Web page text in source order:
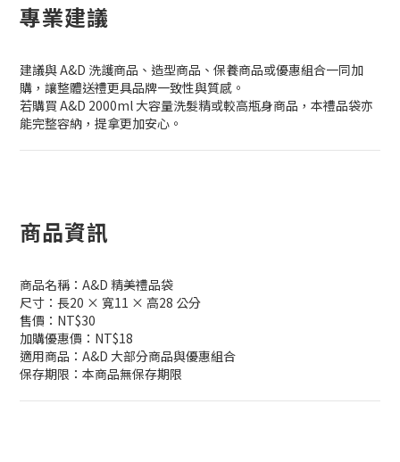
專業建議
建議與 A&D 洗護商品、造型商品、保養商品或優惠組合一同加
購，讓整體送禮更具品牌一致性與質感。
若購買 A&D 2000ml 大容量洗髮精或較高瓶身商品，本禮品袋亦
能完整容納，提拿更加安心。
商品資訊
商品名稱：A&D 精美禮品袋
尺寸：長20 × 寬11 × 高28 公分
售價：NT$30
加購優惠價：NT$18
適用商品：A&D 大部分商品與優惠組合
保存期限：本商品無保存期限